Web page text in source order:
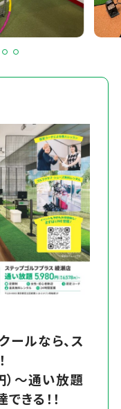
ールなら、ス
～通い放題
きる！！